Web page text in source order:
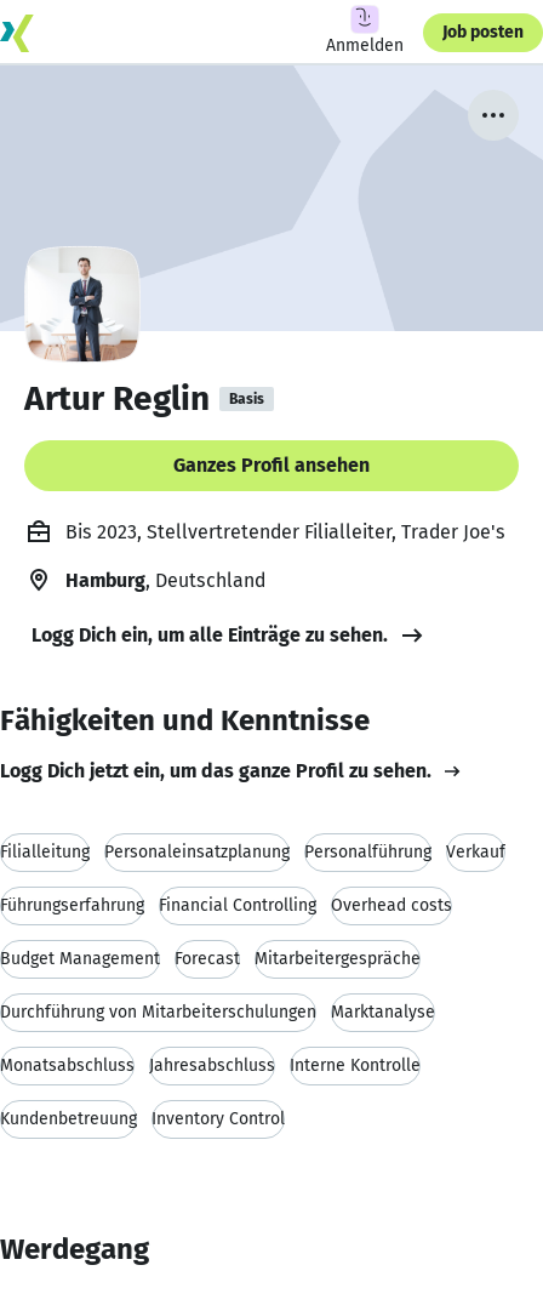
Anmelden
Job posten
Artur Reglin Basis
Ganzes Profil ansehen
Bis 2023, Stellvertretender Filialleiter, Trader Joe's
Hamburg, Deutschland
Logg Dich ein, um alle Einträge zu sehen.
Fähigkeiten und Kenntnisse
Logg Dich jetzt ein, um das ganze Profil zu sehen.
Filialleitung Personaleinsatzplanung Personalführung Verkauf
Führungserfahrung Financial Controlling Overhead costs
Budget Management Forecast Mitarbeitergespräche
Durchführung von Mitarbeiterschulungen Marktanalyse
Monatsabschluss Jahresabschluss Interne Kontrolle
Kundenbetreuung Inventory Control
Werdegang